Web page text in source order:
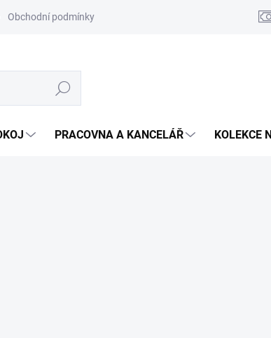
Obchodní podmínky Podmínky ochrany osobních údajů
Hledat
PRACOVNA A KANCELÁŘ KOLEKCE